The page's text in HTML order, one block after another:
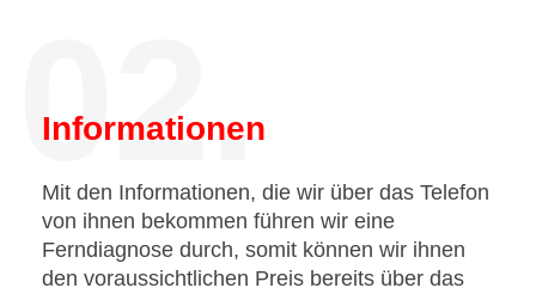
02.
Informationen
Mit den Informationen, die wir über das Telefon
von ihnen bekommen führen wir eine
Ferndiagnose durch, somit können wir ihnen
den voraussichtlichen Preis bereits über das